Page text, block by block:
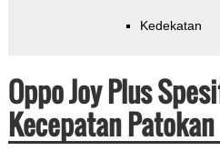
Kedekatan
Oppo Joy Plus
Kecepatan Patokan